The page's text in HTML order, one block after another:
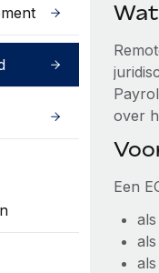
over
Een